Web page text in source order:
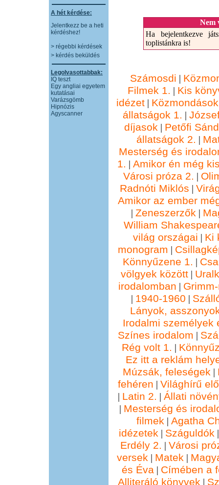
A hét kérdése:
Jelentkezz be a heti
kérdéshez!
> régebbi kérdések
> kérdés beküldés
Legolvasottabbak:
IQ teszt
Egy angliai egyetem
kutatásai
Varázsgömb
Hipnózis
Agyscanner
Nem
Ha bejelentkezve
toplistánkra is!
Számosdi |
Filmek 1. | Kis
idézet |
állatságok 1. |
díjasok | Petőfi
állatságok 2. |
Mesterség és
1. | Amikor én még
Városi próza 2. |
Radnóti Miklós |
Amikor az ember
| Zeneszerzők |
William
világ országai | Ki
monogram |
Könnyűzene 1. |
völgyek között |
irodalomban |
| 1940-1960 |
Lányok,
Irodalmi személyek
Színes irodalom |
Rég volt 1. |
Ez itt a reklám
Múzsák, feleségek |
fehéren | Világhírű
| Latin 2. | Állati
| Mesterség és
filmek | Agatha
idézetek | Száguldók
Erdély 2. | Városi
versek | Matek |
és Éva | Címében a
Alliteráló könyvek |